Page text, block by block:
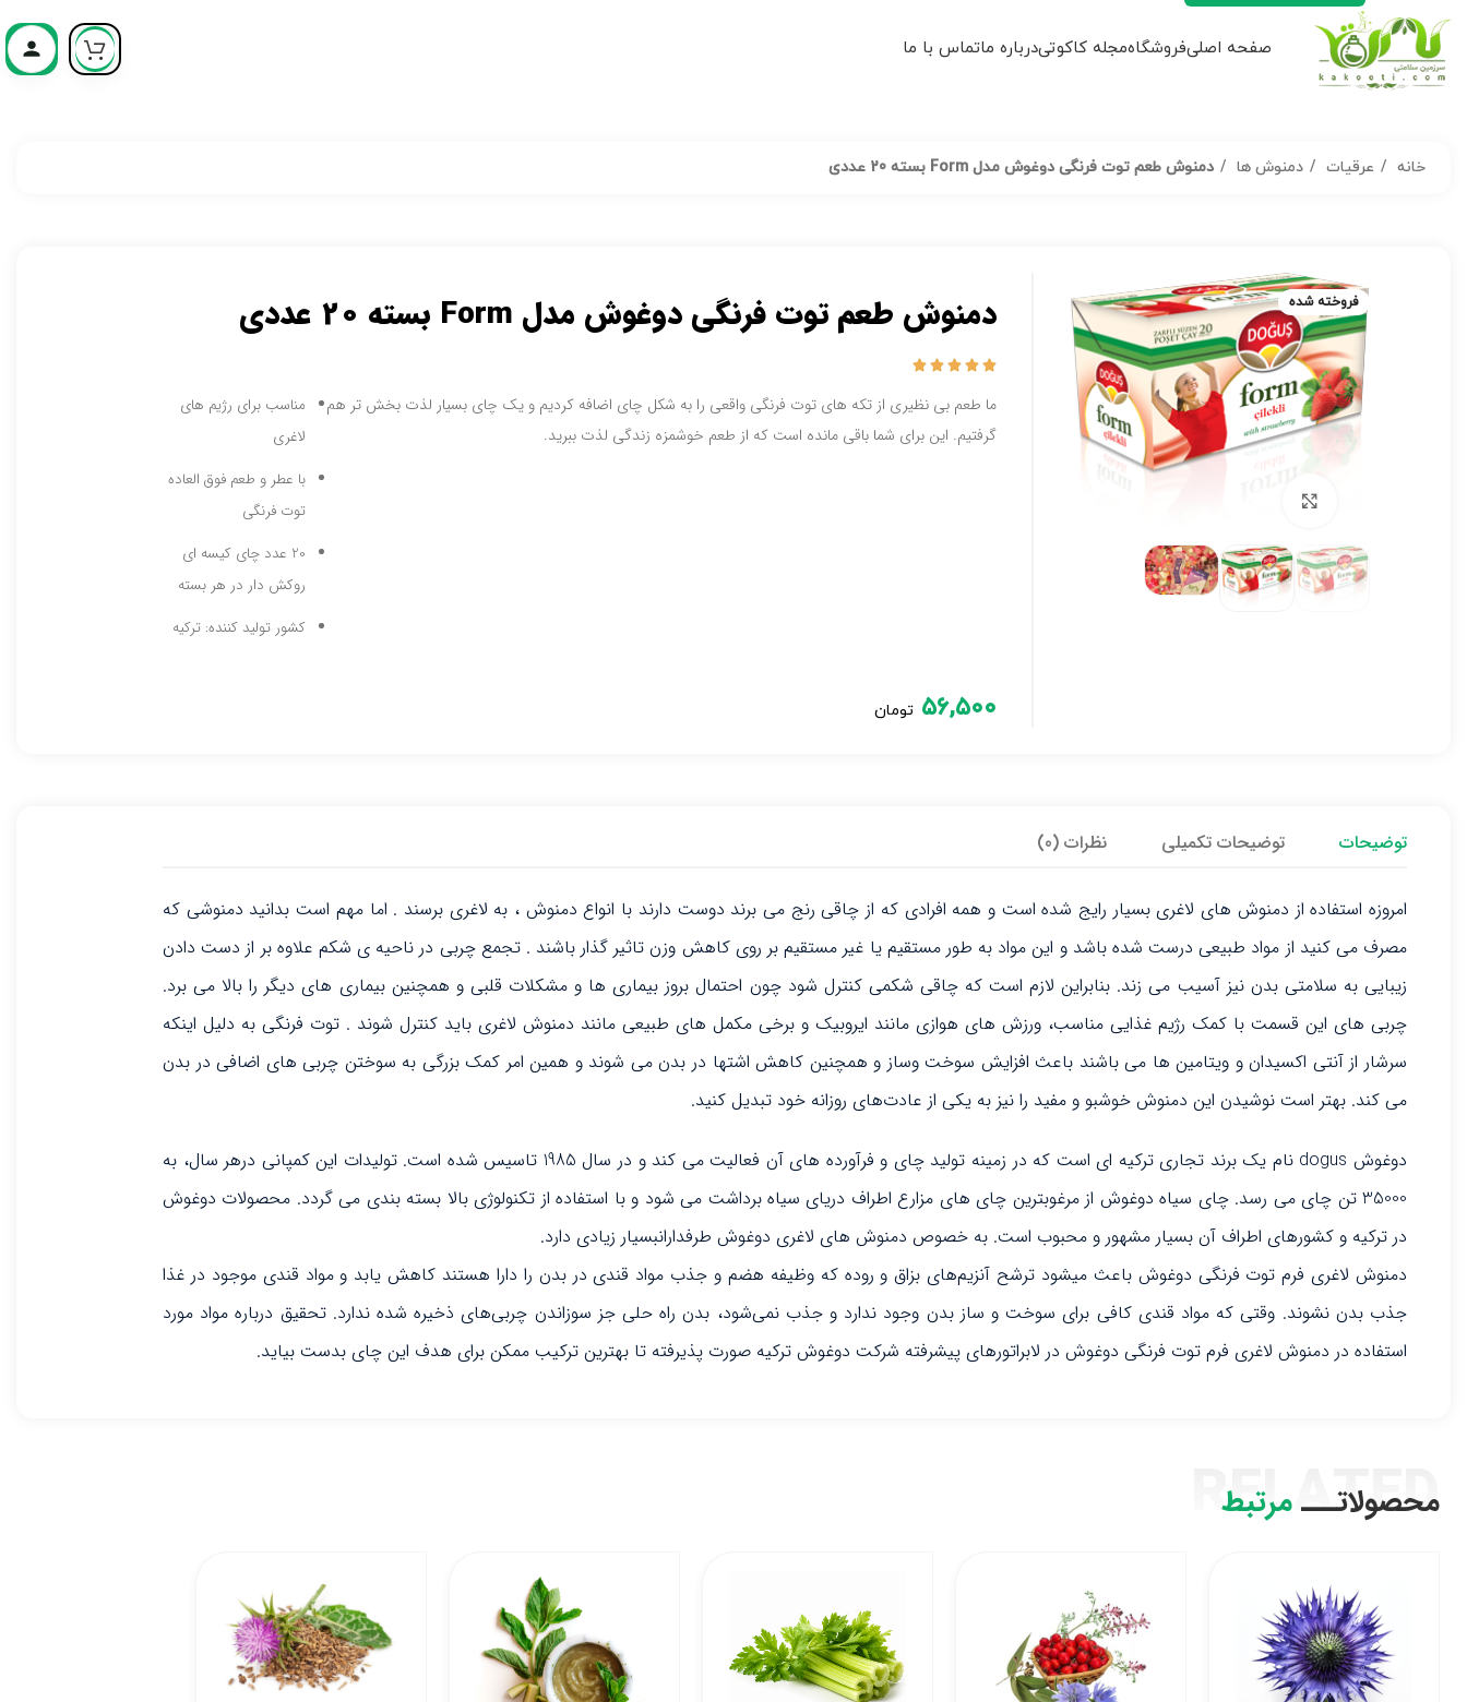
صفحه اصلیفروشگاهمجله کاکوتیدرباره ماتماس با ما
خانه عرقیات دمنوش ها دمنوش طعم توت فرنگی دوغوش مدل Form بسته 20 عددی
فروخته شده
فروخته شده دمنوش طعم توت فرنگی دوغوش مدل Form بسته 20 عددی





ما طعم بی نظیری از تکه های توت فرنگی واقعی را به شکل چای اضافه کردیم و یک چای بسیار لذت بخش تر هم
گرفتیم. این برای شما باقی مانده است که از طعم خوشمزه زندگی لذت ببرید.
مناسب برای رژیم های
لاغری
با عطر و طعم فوق العاده
توت فرنگی
20 عدد چای کیسه ای
روکش دار در هر بسته
کشور تولید کننده: ترکیه
۵۶,۵۰۰ تومان
توضیحات توضیحات تکمیلی نظرات (0)
امروزه استفاده از دمنوش های لاغری بسیار رایج شده است و همه افرادی که از چاقی رنج می برند دوست دارند با انواع دمنوش ، به لاغری برسند . اما مهم است بدانید دمنوشی که
مصرف می کنید از مواد طبیعی درست شده باشد و این مواد به طور مستقیم یا غیر مستقیم بر روی کاهش وزن تاثیر گذار باشند . تجمع چربی در ناحیه ی شکم علاوه بر از دست دادن
زیبایی به سلامتی بدن نیز آسیب می زند. بنابراین لازم است که چاقی شکمی کنترل شود چون احتمال بروز بیماری ها و مشکلات قلبی و همچنین بیماری های دیگر را بالا می برد.
چربی های این قسمت با کمک رژیم غذایی مناسب، ورزش های هوازی مانند ایروبیک و برخی مکمل های طبیعی مانند دمنوش لاغری باید کنترل شوند . توت فرنگی به دلیل اینکه
سرشار از آنتی اکسیدان و ویتامین ها می باشند باعث افزایش سوخت وساز و همچنین کاهش اشتها در بدن می شوند و همین امر کمک بزرگی به سوختن چربی های اضافی در بدن
می کند. بهتر است نوشیدن این دمنوش خوشبو و مفید را نیز به یکی از عادت‌های روزانه خود تبدیل کنید.
دوغوش dogus نام یک برند تجاری ترکیه ای است که در زمینه تولید چای و فرآورده های آن فعالیت می کند و در سال 1985 تاسیس شده است. تولیدات این کمپانی درهر سال، به
35000 تن چای می رسد. چای سیاه دوغوش از مرغوبترین چای های مزارع اطراف دریای سیاه برداشت می شود و با استفاده از تکنولوژی بالا بسته بندی می گردد. محصولات دوغوش
در ترکیه و کشورهای اطراف آن بسیار مشهور و محبوب است. به خصوص دمنوش های لاغری دوغوش طرفدارانبسیار زیادی دارد.
دمنوش لاغری فرم توت فرنگی دوغوش باعث میشود ترشح آنزیم‌های بزاق و روده که وظیفه هضم و جذب مواد قندی در بدن را دارا هستند کاهش یابد و مواد قندی موجود در غذا
جذب بدن نشوند. وقتی که مواد قندی کافی برای سوخت و ساز بدن وجود ندارد و جذب نمی‌شود، بدن راه حلی جز سوزاندن چربی‌های ذخیره شده ندارد. تحقیق درباره مواد مورد
استفاده در دمنوش لاغری فرم توت فرنگی دوغوش در لابراتور‌های پیشرفته شرکت دوغوش ترکیه صورت پذیرفته تا بهترین ترکیب ممکن برای هدف این چای بدست بیاید.
محصولاتـــمرتبط
RELATED